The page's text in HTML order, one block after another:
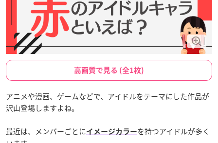
高画質で見る (全1枚)
アニメや漫画、ゲームなどで、アイドルをテーマにした作品が
沢山登場しますよね。
最近は、メンバーごとにイメージカラーを持つアイドルが多く